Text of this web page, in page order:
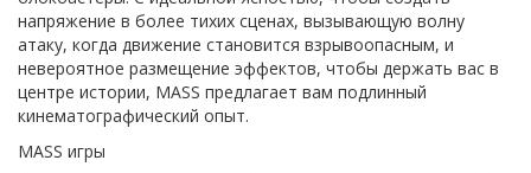
напряжение в более тихих сценах, вызывающую волну
атаку, когда движение становится взрывоопасным, и
невероятное размещение эффектов, чтобы держать вас в
центре истории, MASS предлагает вам подлинный
кинематографический опыт.
MASS игры